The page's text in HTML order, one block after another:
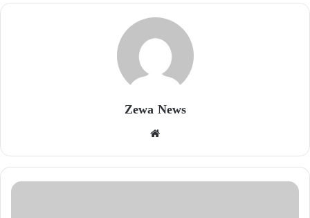
Zewa News